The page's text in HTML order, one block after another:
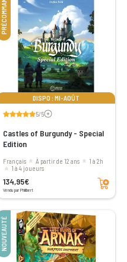
PRÉCOMMANDE
DISPO : MI-AOÛT
5/5Voir les avis
Castles of Burgundy - Special
Edition
Français à partir de 12 ans
1 à 2h
1 à 4 joueurs
134,95€
Vendu par Philibert
Ajouter au panier
NOUVEAUTÉ